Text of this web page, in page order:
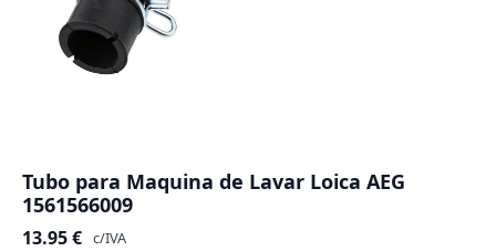
Tubo para Maquina de Lavar Loica AEG
1561566009
13.95€ c/IVA